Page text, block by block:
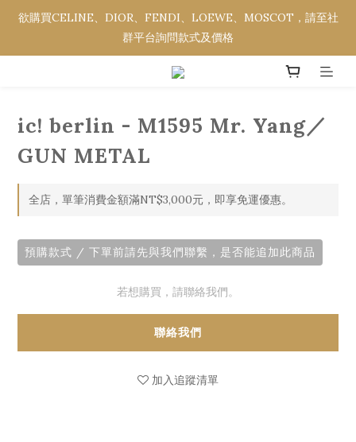
欲購買CELINE、DIOR、FENDI、LOEWE、MOSCOT，請至社
群平台詢問款式及價格
欲購買CELINE、DIOR、FENDI、LOEWE、MOSCOT，請至社
群平台詢問款式及價格
全館消費金額滿NT$3,000，即享免運優惠。
欲購買CELINE、DIOR、FENDI、LOEWE、MOSCOT，請至社
群平台詢問款式及價格
ic! berlin - M1595 Mr. Yang／
GUN METAL
全店，單筆消費金額滿NT$3,000元，即享免運優惠。
預購款式 / 下單前請先與我們聯繫，是否能追加此商品
若想購買，請聯絡我們。
聯絡我們
加入追蹤清單